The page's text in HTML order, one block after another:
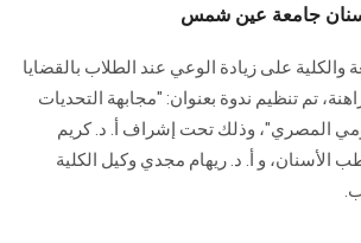
جامعة عين شمس
على زيادة الوعي عند الطلاب بالقضايا
تم تنظيم ندوة بعنوان: "مجابهة التحديات
المصري"، وذلك تحت إشراف أ. د. كريم
الأسنان، و أ. د. ريهام مجدي وكيل الكلية